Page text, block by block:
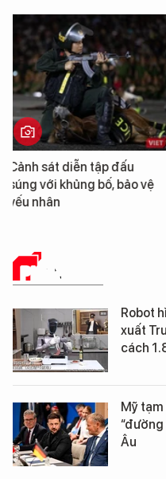
Hình ảnh đầu tiên về siêu
tàu sân bay USS George
Washington vừa đến Đà
PHÂN TÍCH
Robot
xuất
cách
Mỹ
“đường
Âu